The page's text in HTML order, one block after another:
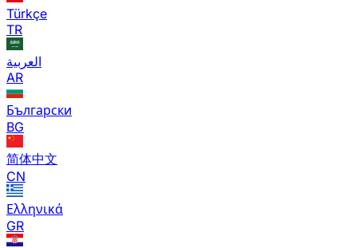
Türkçe
TR
العربية
AR
Български
BG
简体中文
CN
Ελληνικά
GR